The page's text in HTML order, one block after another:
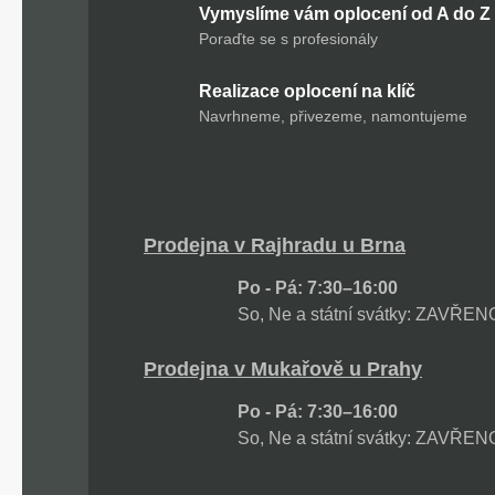
Vymyslíme vám oplocení od A do Z
Poraďte se s profesionály
Realizace oplocení na klíč
Navrhneme, přivezeme, namontujeme
Prodejna v Rajhradu u Brna
Po - Pá: 7:30–16:00
So, Ne a státní svátky:
Prodejna v Mukařově u Prahy
Po - Pá: 7:30–16:00
So, Ne a státní svátky: